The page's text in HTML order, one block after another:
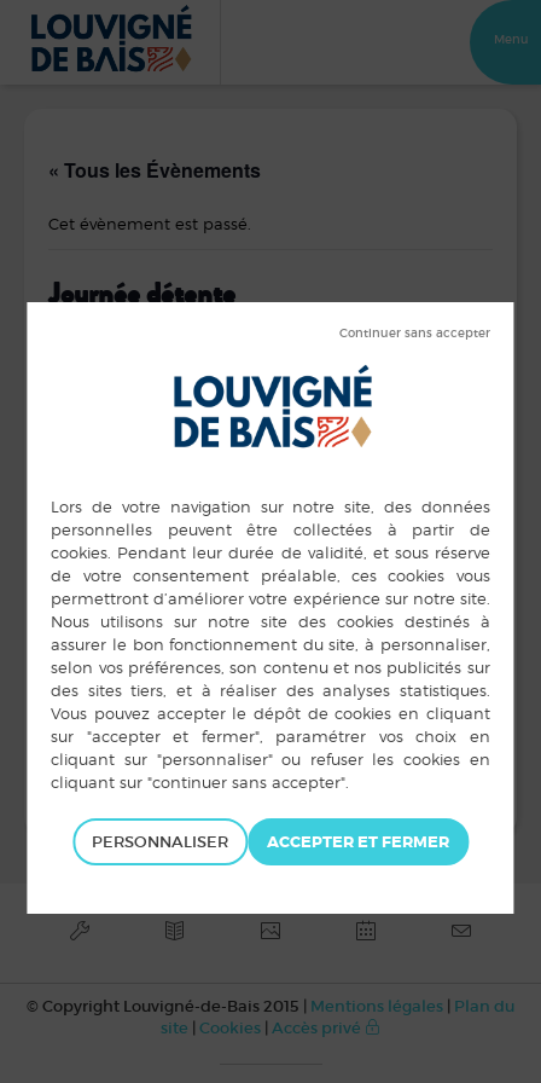
Menu
« Tous les Évènements
Cet évènement est passé.
Journée détente
3 septembre 2023
Fin :
3 septembre 2023
LIEU
Salle du Club
chemin des Diligences
Louvigné-de-Bais, France
ORGANISATEUR
Voir le site Organisateur
Journée détente Forum des associations
© Copyright Louvigné-de-Bais 2015 | Mentions légales | Plan du
site | Cookies | Accès privé
PERSONNALISER